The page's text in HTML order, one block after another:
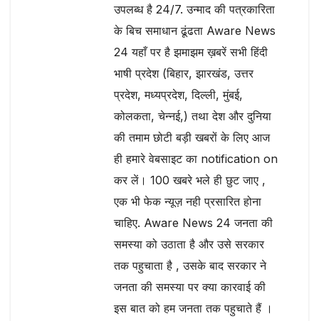
उपलब्ध है 24/7. उन्माद की पत्रकारिता
के बिच समाधान ढूंढता Aware News
24 यहाँ पर है झमाझम ख़बरें सभी हिंदी
भाषी प्रदेश (बिहार, झारखंड, उत्तर
प्रदेश, मध्यप्रदेश, दिल्ली, मुंबई,
कोलकता, चेन्नई,) तथा देश और दुनिया
की तमाम छोटी बड़ी खबरों के लिए आज
ही हमारे वेबसाइट का notification on
कर लें। 100 खबरे भले ही छुट जाए ,
एक भी फेक न्यूज़ नही प्रसारित होना
चाहिए. Aware News 24 जनता की
समस्या को उठाता है और उसे सरकार
तक पहुचाता है , उसके बाद सरकार ने
जनता की समस्या पर क्या कारवाई की
इस बात को हम जनता तक पहुचाते हैं ।